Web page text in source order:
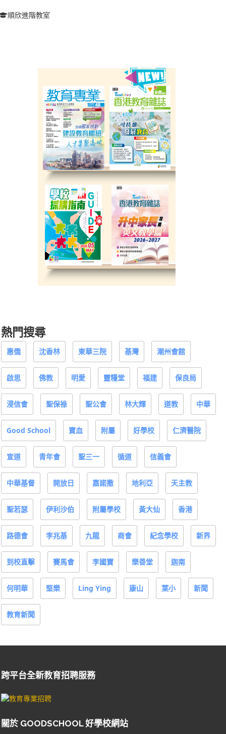
順欣進階教室
熱門搜尋
惠僑 沈香林 東華三院 基灣 潮州會館
啟思 佛教 明愛 靈糧堂 福建 保良局
浸信會 聖保祿 聖公會 林大輝 道教 中華
Good School 寶血 附屬 好學校 仁濟醫院
宣道 青年會 聖三一 循道 信義會
中華基督 開放日 嘉諾撒 地利亞 天主教
聖若瑟 伊利沙伯 附屬學校 黃大仙 香港
路德會 李兆基 九龍 商會 紀念學校 新界
到校直擊 賽馬會 李國寶 樂善堂 迦南
何明華 堅樂 Ling Ying 康山 葉小 新聞
教育新聞
跨平台全新教育招聘服務
關於 GOODSCHOOL 好學校網站